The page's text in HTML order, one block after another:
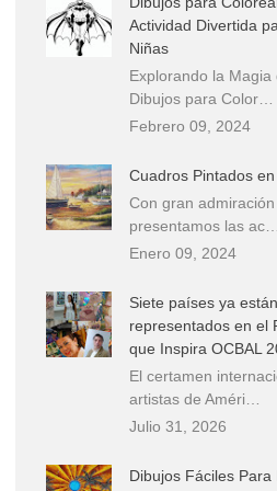
Actividad Divertida
Niñas
Explorando la Magia
Dibujos para Color…
Febrero 09, 2024
Cuadros Pintados
Con gran admiración
presentamos las ac…
Enero 09, 2024
Siete países ya están
representados en el
que Inspira OCBAL
El certamen
artistas de Améri…
Julio 31, 2026
Dibujos Fáciles Para